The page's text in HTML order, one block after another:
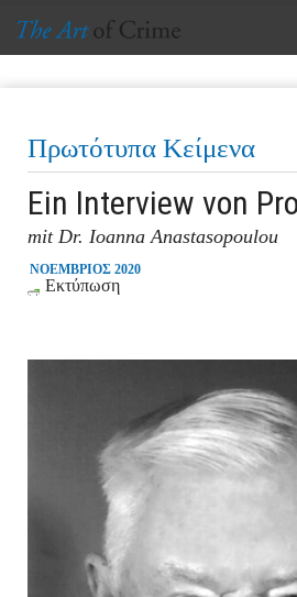
Πρωτότυπα Κείμενα
Εin Interview von
mit Dr. Ioanna Anastasopoulou
ΝΟΕΜΒΡΙΟΣ 2020
Εκτύπωση